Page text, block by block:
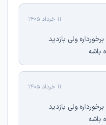
11 خرداد 1405
ولی بازدید
باشه
11 خرداد 1405
ولی بازدید
باشه